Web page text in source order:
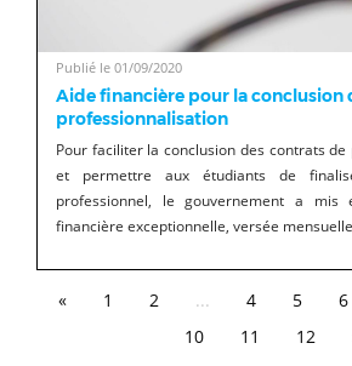
Publié le 01/09/2020
Aide financière pour la conclusion
professionnalisation
Pour faciliter la conclusion des contrats
et permettre aux étudiants de
professionnel, le gouvernement a mis
financière exceptionnelle, versée
« 1 2 ... 4 5 6
10
11 12